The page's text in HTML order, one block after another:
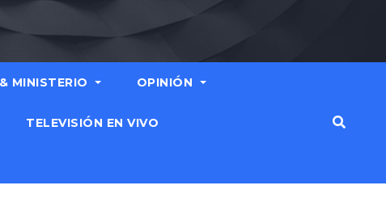
MINISTERIO OPINIÓN
TELEVISIÓN EN VIVO